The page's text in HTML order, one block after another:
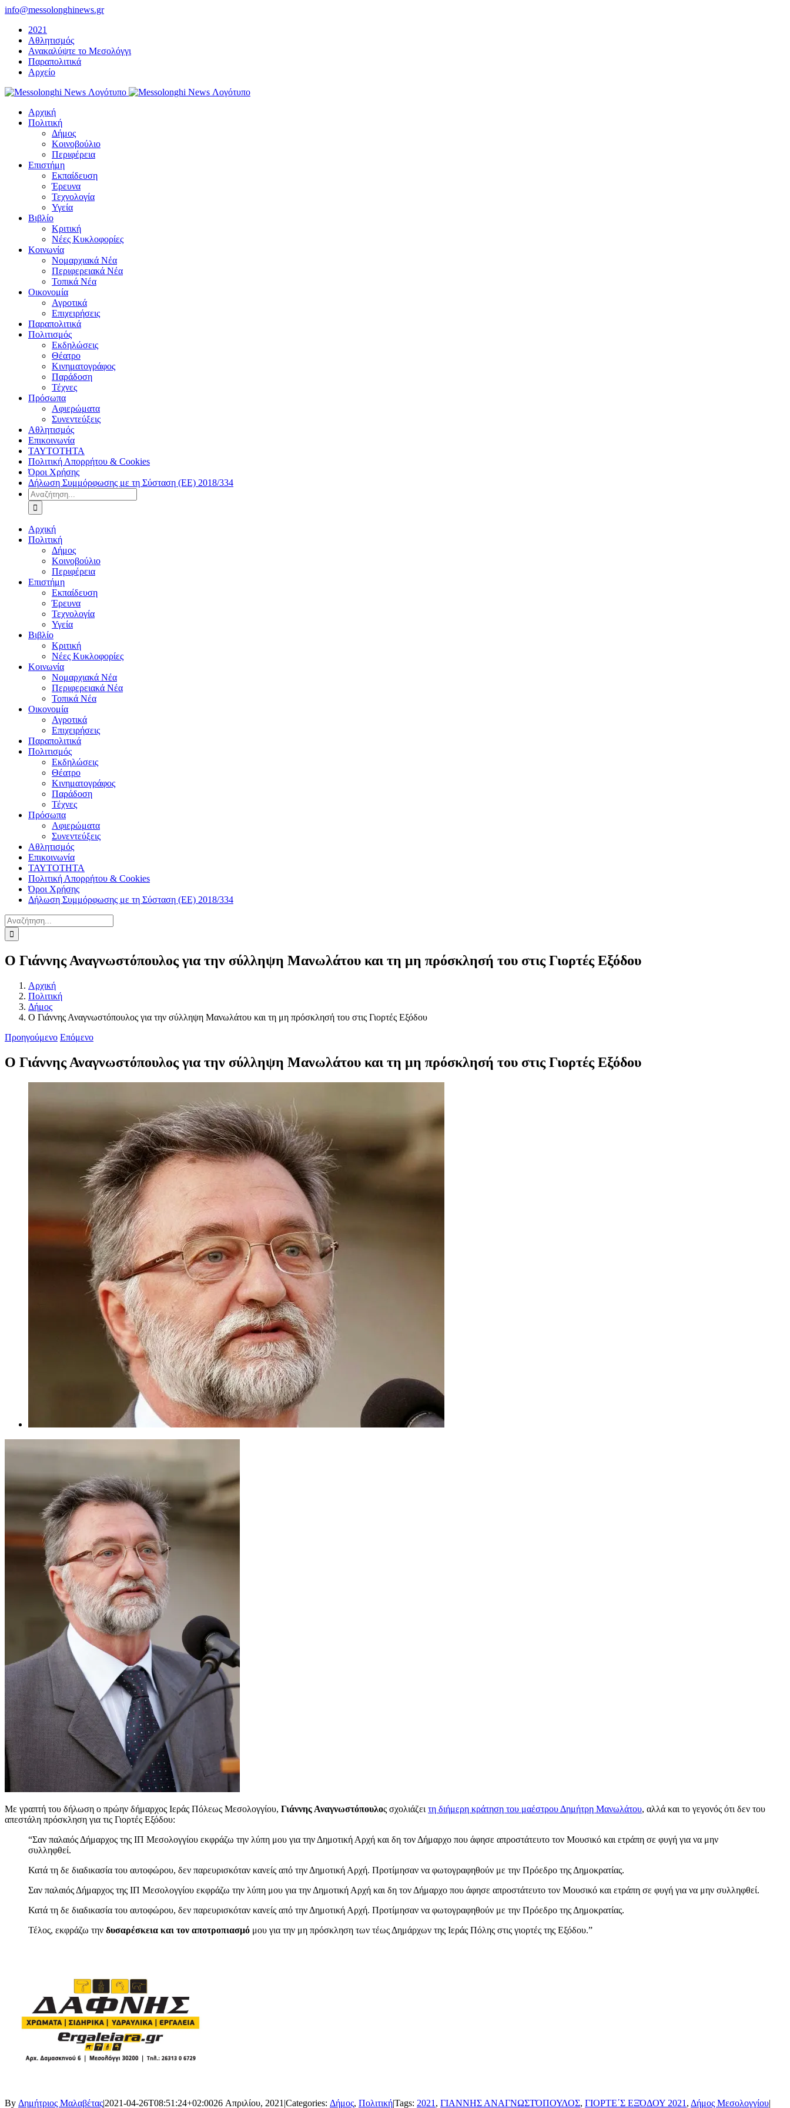
Μετάβαση
περιεχόμενο
info@messolonghinews.gr
2021
Αθλητισμός
Ανακαλύψτε το Μεσολόγγι
Παραπολιτικά
Αρχείο
Αρχική
Πολιτική
Δήμος
Κοινοβούλιο
Περιφέρεια
Επιστήμη
Εκπαίδευση
Έρευνα
Τεχνολογία
Υγεία
Βιβλίο
Κριτική
Νέες Κυκλοφορίες
Κοινωνία
Νομαρχιακά Νέα
Περιφερειακά Νέα
Τοπικά Νέα
Οικονομία
Αγροτικά
Επιχειρήσεις
Παραπολιτικά
Πολιτισμός
Εκδηλώσεις
Θέατρο
Κινηματογράφος
Παράδοση
Τέχνες
Πρόσωπα
Αφιερώματα
Συνεντεύξεις
Αθλητισμός
Επικοινωνία
ΤΑΥΤΟΤΗΤΑ
Πολιτική Απορρήτου & Cookies
Όροι Χρήσης
Δήλωση Συμμόρφωσης με τη Σύσταση (ΕΕ) 2018/334
Αναζήτηση
για:
Αρχική
Πολιτική
Δήμος
Κοινοβούλιο
Περιφέρεια
Επιστήμη
Εκπαίδευση
Έρευνα
Τεχνολογία
Υγεία
Βιβλίο
Κριτική
Νέες Κυκλοφορίες
Κοινωνία
Νομαρχιακά Νέα
Περιφερειακά Νέα
Τοπικά Νέα
Οικονομία
Αγροτικά
Επιχειρήσεις
Παραπολιτικά
Πολιτισμός
Εκδηλώσεις
Θέατρο
Κινηματογράφος
Παράδοση
Τέχνες
Πρόσωπα
Αφιερώματα
Συνεντεύξεις
Αθλητισμός
Επικοινωνία
ΤΑΥΤΟΤΗΤΑ
Πολιτική Απορρήτου & Cookies
Όροι Χρήσης
Δήλωση Συμμόρφωσης με τη Σύσταση (ΕΕ) 2018/334
Αναζήτηση
για:
Ο Γιάννης Αναγνωστόπουλος για την σύλληψη Μανωλάτου και τη μη πρόσκλησή του στις Γιορτές Εξόδου
Αρχική
Πολιτική
Δήμος
Ο Γιάννης Αναγνωστόπουλος για την σύλληψη Μανωλάτου και τη μη πρόσκλησή του στις Γιορτές Εξόδου
Προηγούμενο Επόμενο
Ο Γιάννης Αναγνωστόπουλος για την σύλληψη Μανωλάτου και τη μη πρόσκλησή του στις Γιορτές Εξόδου
Με γραπτή του δήλωση ο πρώην δήμαρχος Ιεράς Πόλεως Μεσολογγίου, Γιάννης Αναγνωστόπουλος σχολιάζει τη διήμερη κράτηση του μαέστρου Δημήτρη Μανωλάτου, αλλά και το γεγονός ότι δεν του
απεστάλη πρόσκληση για τις Γιορτές Εξόδου:
“Σαν παλαιός Δήμαρχος της ΙΠ Μεσολογγίου εκφράζω την λύπη μου για την Δημοτική Αρχή και δη τον Δήμαρχο που άφησε απροστάτευτο τον Μουσικό και ετράπη σε φυγή για να μην
συλληφθεί.
Κατά τη δε διαδικασία του αυτοφώρου, δεν παρευρισκόταν κανείς από την Δημοτική Αρχή. Προτίμησαν να φωτογραφηθούν με την Πρόεδρο της Δημοκρατίας.
Σαν παλαιός Δήμαρχος της ΙΠ Μεσολογγίου εκφράζω την λύπη μου για την Δημοτική Αρχή και δη τον Δήμαρχο που άφησε απροστάτευτο τον Μουσικό και ετράπη σε φυγή για να μην συλληφθεί.
Κατά τη δε διαδικασία του αυτοφώρου, δεν παρευρισκόταν κανείς από την Δημοτική Αρχή. Προτίμησαν να φωτογραφηθούν με την Πρόεδρο της Δημοκρατίας.
Τέλος, εκφράζω την δυσαρέσκεια και τον αποτροπιασμό μου για την μη πρόσκληση των τέως Δημάρχων της Ιεράς Πόλης στις γιορτές της Εξόδου.”
By Δημήτριος Μαλαβέτας|2021-04-26T08:51:24+02:0026 Απριλίου, 2021 |Categories: Δήμος, Πολιτική|Tags: 2021 , ΓΙΑΝΝΗΣ ΑΝΑΓΝΩΣΤΌΠΟΥΛΟΣ, ΓΙΟΡΤΕ΄Σ ΕΞΌΔΟΥ 2021 , Δήμος Μεσολογγίου|